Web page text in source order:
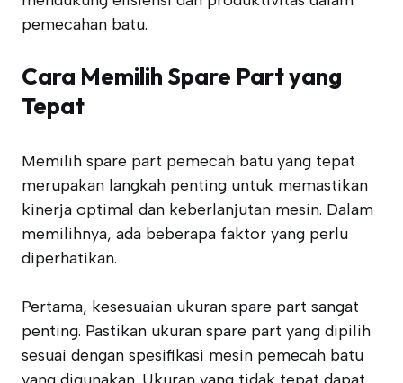
pemecahan batu.
Cara Memilih Spare Part yang
Tepat
Memilih spare part pemecah batu yang tepat
merupakan langkah penting untuk memastikan
kinerja optimal dan keberlanjutan mesin. Dalam
memilihnya, ada beberapa faktor yang perlu
diperhatikan.
Pertama, kesesuaian ukuran spare part sangat
penting. Pastikan ukuran spare part yang dipilih
sesuai dengan spesifikasi mesin pemecah batu